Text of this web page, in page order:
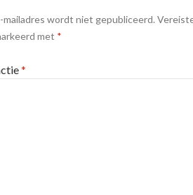
mailadres wordt niet gepubliceerd.
met *
*